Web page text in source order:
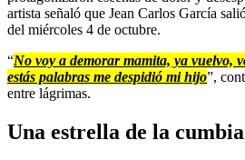
artista señaló que Jean Carlos García
del miércoles 4 de octubre.
“No voy a demorar mamita, ya vuelvo,
estás palabras me despidió mi hijo”,
entre lágrimas.
Una estrella de la cumbia